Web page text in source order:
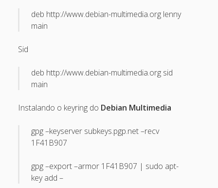
April 2013
September 2012
August 2012
March 2012
November 2011
September 2011
August 2011
July 2011
deb http://www.debian-multimedia.org lenny
main
Sid
deb http://www.debian-multimedia.org sid
main
Instalando o keyring do Debian Multimedia
gpg –keyserver subkeys.pgp.net –recv
1F41B907
gpg –export –armor 1F41B907 | sudo apt-
key add –